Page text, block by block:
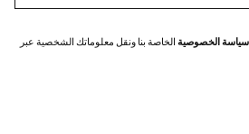
سياسة الخصوصية الخاصة بنا ونقل معلوماتك الشخصية عبر